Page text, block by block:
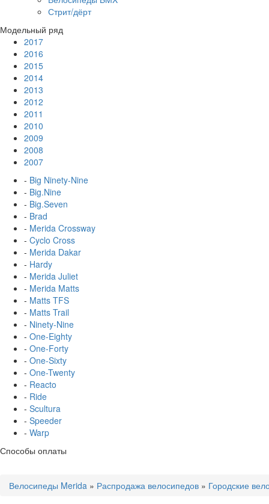
Стрит/дёрт
Модельный ряд
2017
2016
2015
2014
2013
2012
2011
2010
2009
2008
2007
- Big Ninety-Nine
- Big.Nine
- Big.Seven
- Brad
- Merida Crossway
- Cyclo Cross
- Merida Dakar
- Hardy
- Merida Juliet
- Merida Matts
- Matts TFS
- Matts Trail
- Ninety-Nine
- One-Eighty
- One-Forty
- One-Sixty
- One-Twenty
- Reacto
- Ride
- Scultura
- Speeder
- Warp
Способы оплаты
Велосипеды Merida » Распродажа велосипедов » Городские